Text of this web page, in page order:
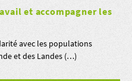
et accompagner les
avec les populations
et des Landes (…)